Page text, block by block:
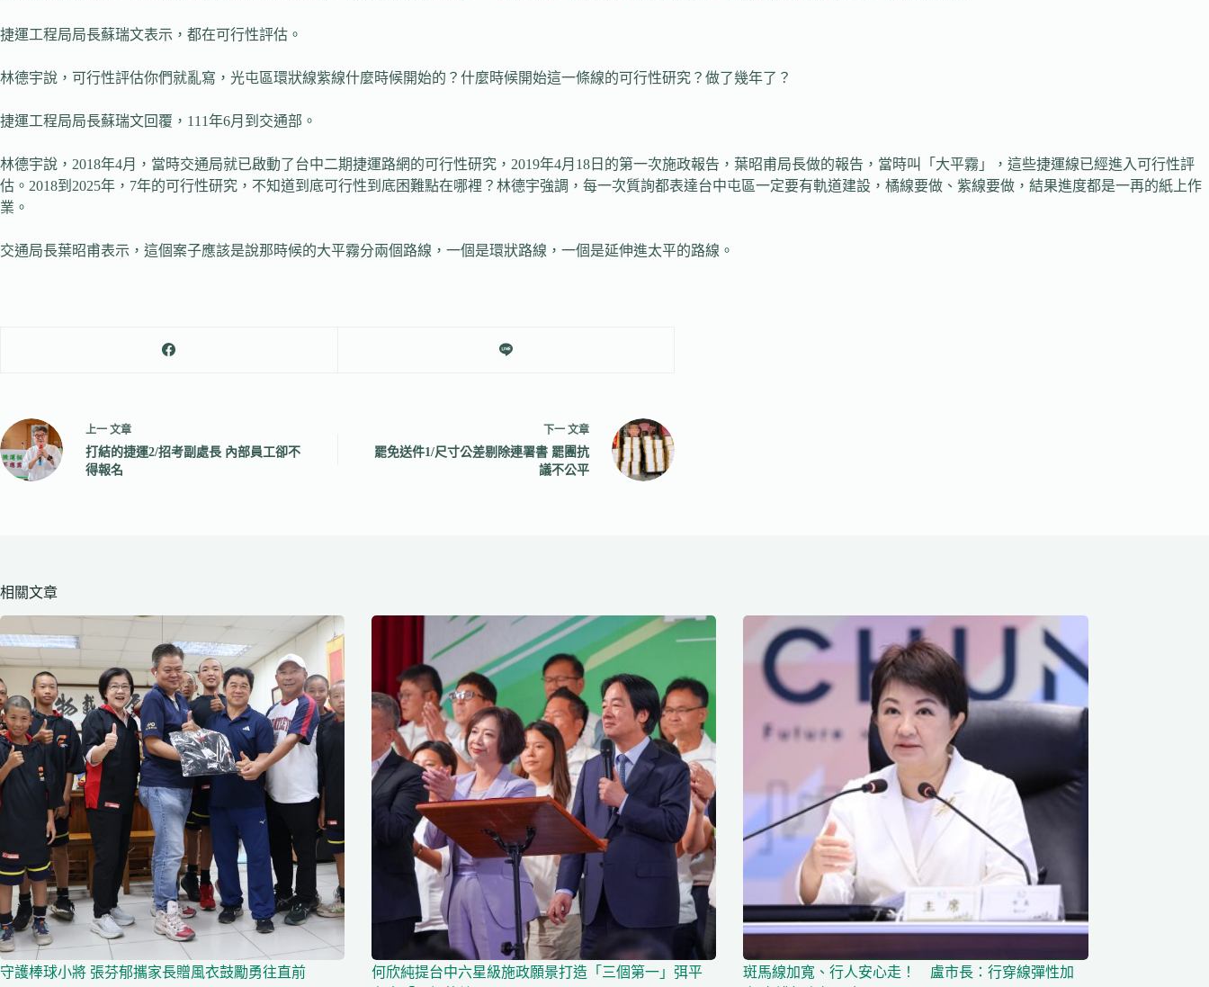
捷運工程局局長蘇瑞文表示，都在可行性評估。
林德宇說，可行性評估你們就亂寫，光屯區環狀線紫線什麼時候開始的？什麼時候開始這一條線的可行性研究？做了幾年了？
捷運工程局局長蘇瑞文回覆，111年6月到交通部。
林德宇說，2018年4月，當時交通局就已啟動了台中二期捷運路網的可行性研究，2019年4月18日的第一次施政報告，葉昭甫局長做的報告，當時叫「大平霧」，這些捷運線已經進入可行性評
估。2018到2025年，7年的可行性研究，不知道到底可行性到底困難點在哪裡？林德宇強調，每一次質詢都表達台中屯區一定要有軌道建設，橘線要做、紫線要做，結果進度都是一再的紙上作
業。
交通局長葉昭甫表示，這個案子應該是說那時候的大平霧分兩個路線，一個是環狀路線，一個是延伸進太平的路線。
上一 文章
打結的捷運2/招考副處長 內部員工卻不
得報名
下一 文章
罷免送件1/尺寸公差剔除連署書 罷團抗
議不公平
相關文章
守護棒球小將 張芬郁攜家長贈風衣鼓勵勇往直前
何欣純提台中六星級施政願景打造「三個第一」弭平
斑馬線加寬、行人安心走！ 盧市長：行穿線彈性加